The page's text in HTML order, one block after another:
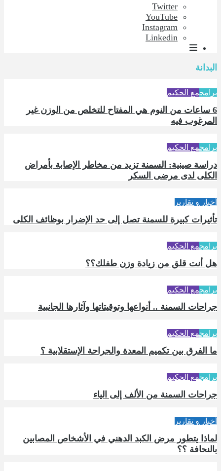
Twitter
YouTube
Instagram
Linkedin
البدانة
برامجمع الحكيم
6 ساعات من النوم هي المفتاح للتخلص من الوزن غير
المرغوب فيه
برامجمع الحكيم
دراسة صينية: السمنة تزيد من مخاطر الإصابة بأمراض
الكلى لدى مرضى السكر
أخبار و تقارير
تأثيرات كبيرة للسمنة تصل إلى حد الإضرار بوظائف الكلى
برامجمع الحكيم
هل أنت قلق من زيادة وزن طفلك؟؟
برامجمع الحكيم
جراحات السمنة .. أنواعها وتوقيتاتها وآثارها الجانبية
برامجمع الحكيم
ما الفرق بين تكميم المعدة والجراحة الإستقلابية ؟
برامجمع الحكيم
جراحات السمنة من الألف إلى الياء
أخبار و تقارير
لماذا يتطور مرض الكبد الدهني في الأشخاص المصابين
بالنحافة ؟؟